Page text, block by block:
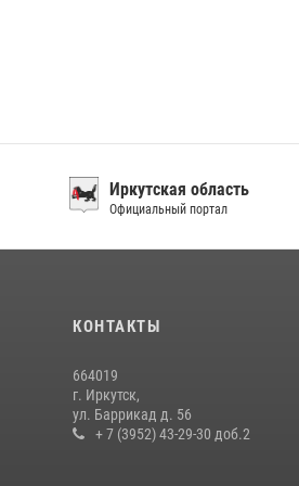
Иркутская область
Официальный портал
КОНТАКТЫ
664019
г. Иркутск,
ул. Баррикад д. 56
+ 7 (3952) 43-29-30 доб.2